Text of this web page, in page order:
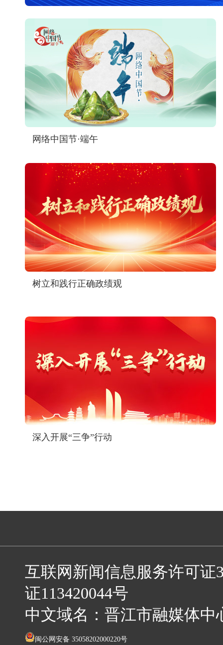
网络中国节·端午
树立和践行正确政绩观
深入开展“三争”行动
互联网新闻信息服务许可证
证113420044号
中文域名：晋江市融媒体
闽公网安备 35058202000220号